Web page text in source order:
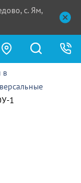
с. Ям,
в
1